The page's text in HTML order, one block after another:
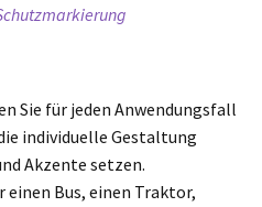
Sie für jeden Anwendungsfall
individuelle Gestaltung
Akzente setzen.
einen Bus, einen Traktor,